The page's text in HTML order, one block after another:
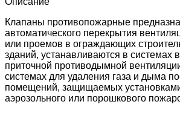
0-
0
Клапаны противопожарные
автоматического перекрытия
или проемов в ограждающих
зданий, устанавливаются в системах
приточной противодымной
системах для удаления газа и дыма
помещений, защищаемых установками
аэрозольного или порошкового